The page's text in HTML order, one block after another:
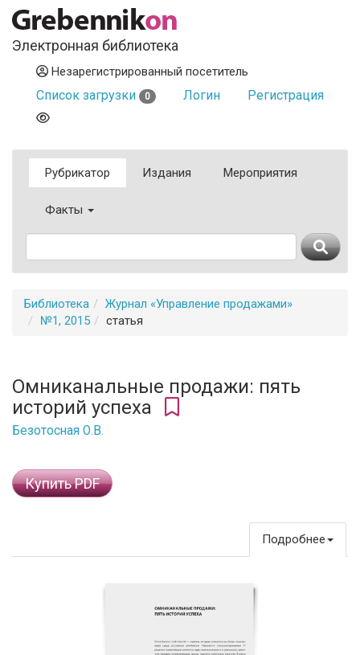
Электронная библиотека
Незарегистрированный посетитель
Список загрузки 0 Логин Регистрация
Рубрикатор Издания Мероприятия
Факты
Библиотека
Журнал «Управление продажами»
№1, 2015
статья
Омниканальные продажи: пять
историй успеха
Безотосная О.В.
Купить PDF
Подробнее